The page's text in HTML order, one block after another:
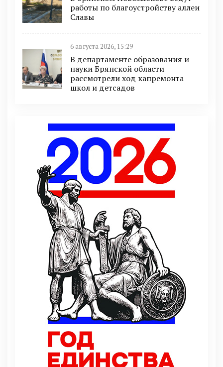
работы по благоустройству аллеи
Славы
6 августа 2026, 15:29
В департаменте образования и
науки Брянской области
рассмотрели ход капремонта
школ и детсадов